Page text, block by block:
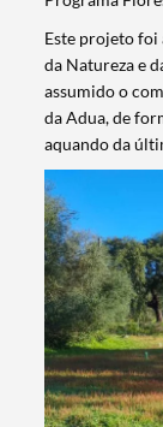
Este projeto foi
da Natureza e
assumido o
da Adua, de
aquando da